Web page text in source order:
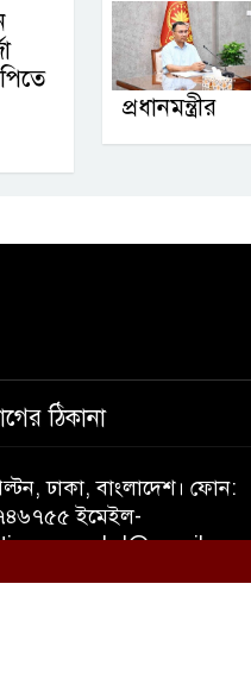
প্রধানমন্ত্রীর
ঠিকানা
ঢাকা, বাংলাদেশ। ফোন:
ইমেইল-